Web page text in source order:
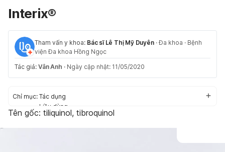
Interix®
Tham vấn y khoa: Bác sĩ Lê Thị Mỹ Duyên ·Đa khoa · Bệnh
viện Đa khoa Hồng Ngọc
Tác giả: Vân Anh · Ngày cập nhật: 11/05/2020
Chỉ mục: Tác dụng
Liều dùng
Cách dùng
Tên gốc: tiliquinol, tibroquinol